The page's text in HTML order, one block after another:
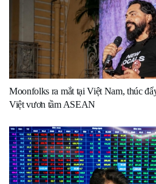
Moonfolks ra mắt tại Việt Nam, thúc
Việt vươn tầm ASEAN